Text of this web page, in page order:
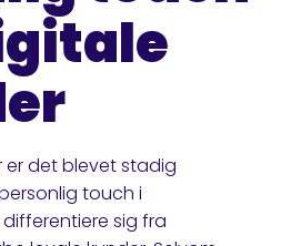
er det blevet stadig
touch i
sig fra